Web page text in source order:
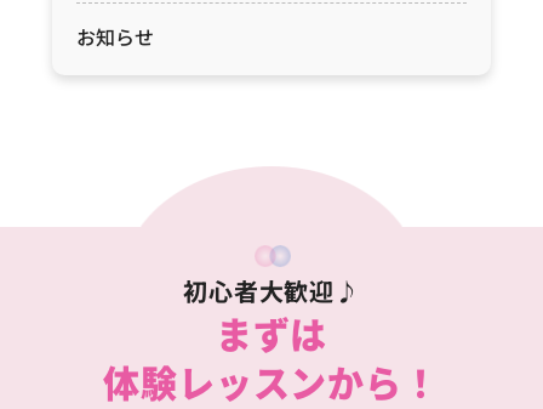
お知らせ
初心者大歓迎♪
まずは
体験レッスンから！